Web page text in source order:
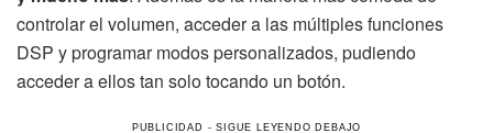
controlar el volumen, acceder a las múltiples funciones
DSP y programar modos personalizados, pudiendo
acceder a ellos tan solo tocando un botón.